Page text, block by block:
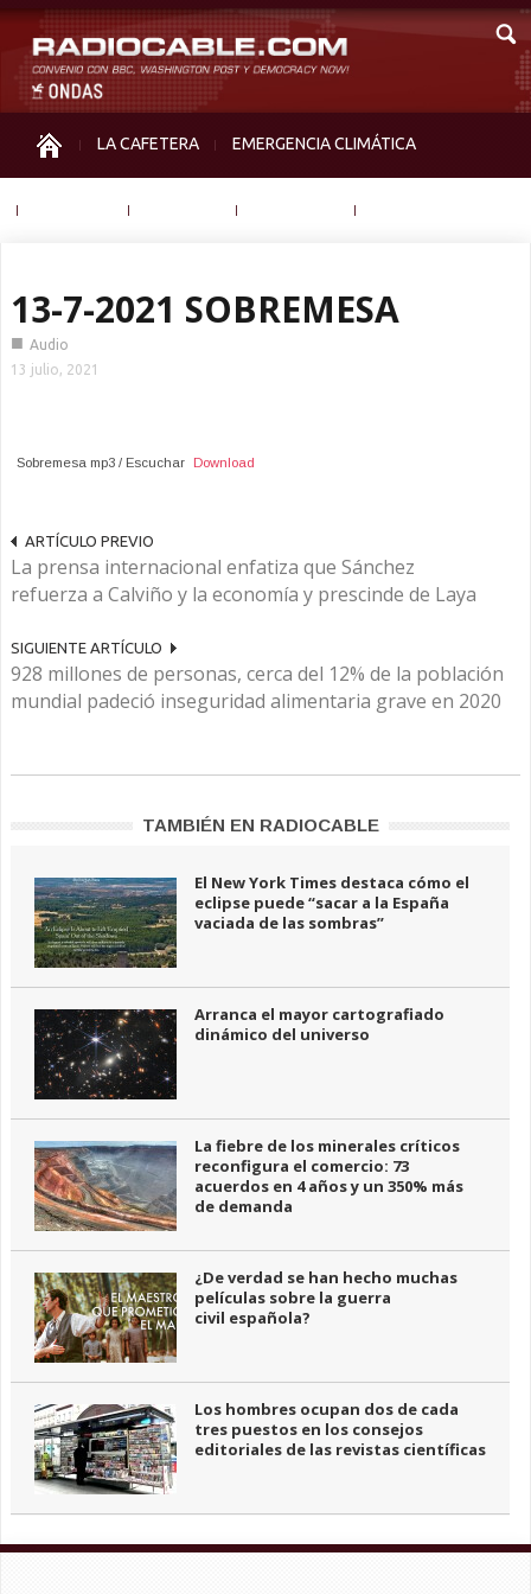
LA CAFETERA EMERGENCIA CLIMÁTICA
13-7-2021 SOBREMESA
■ Audio
13 julio, 2021
Sobremesa mp3 / Escuchar Download
ARTÍCULO PREVIO
La prensa internacional enfatiza que Sánchez
refuerza a Calviño y la economía y prescinde de Laya
SIGUIENTE ARTÍCULO
928 millones de personas, cerca del 12% de la población
mundial padeció inseguridad alimentaria grave en 2020
TAMBIÉN EN RADIOCABLE
El New York Times destaca cómo el
eclipse puede “sacar a la España
vaciada de las sombras”
Arranca el mayor cartografiado
dinámico del universo
La fiebre de los minerales críticos
reconfigura el comercio: 73
acuerdos en 4 años y un 350% más
de demanda
¿De verdad se han hecho muchas
películas sobre la guerra
civil española?
Los hombres ocupan dos de cada
tres puestos en los consejos
editoriales de las revistas científicas